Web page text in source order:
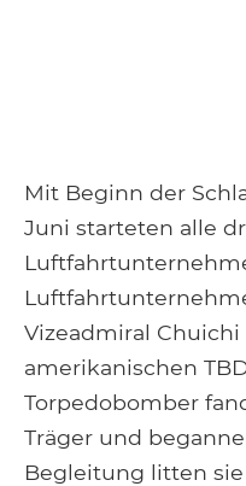
Mit Beginn der
Juni starteten alle
Vizeadmiral
amerikanischen
Torpedobomber
Träger und
Begleitung litten